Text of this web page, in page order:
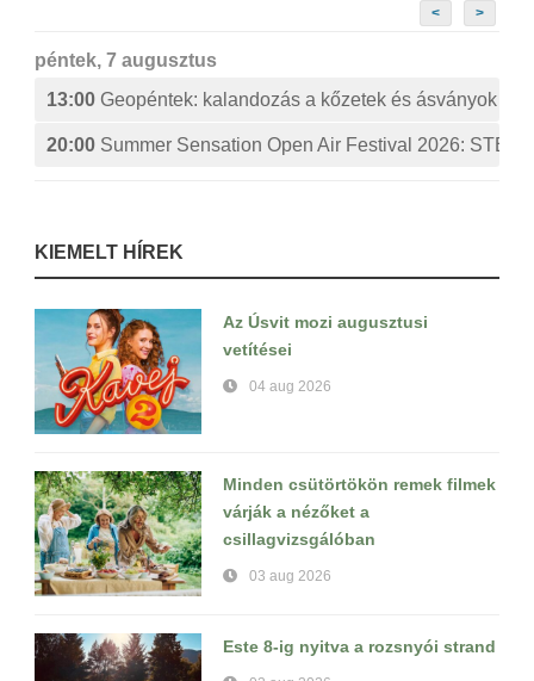
< >
péntek, 7 augusztus
13:00 Geopéntek: kalandozás a kőzetek és ásványok
20:00 Summer Sensation Open Air Festival 2026:
KIEMELT HÍREK
Az Úsvit mozi augusztusi
vetítései
04 aug 2026
Minden csütörtökön remek filmek
várják a nézőket a
csillagvizsgálóban
03 aug 2026
Este 8-ig nyitva a rozsnyói strand